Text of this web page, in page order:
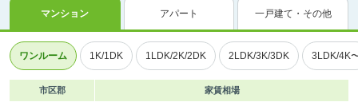
マンション アパート 一戸建て・その他
ワンルーム 1K/1DK 1LDK/2K/2DK 2LDK/3K/3DK 3LDK/4K
市区郡 家賃相場